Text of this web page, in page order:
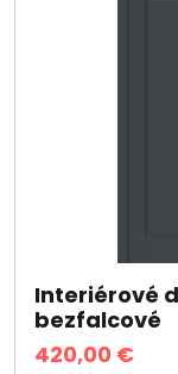
Interiérové
bezfalcové
420,00 €